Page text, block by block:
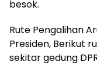
besok.
Rute Pengalihan
Presiden, Berikut
sekitar gedung